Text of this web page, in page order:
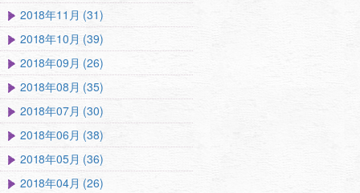
2018年11月 (31)
2018年10月 (39)
2018年09月 (26)
2018年08月 (35)
2018年07月 (30)
2018年06月 (38)
2018年05月 (36)
2018年04月 (26)